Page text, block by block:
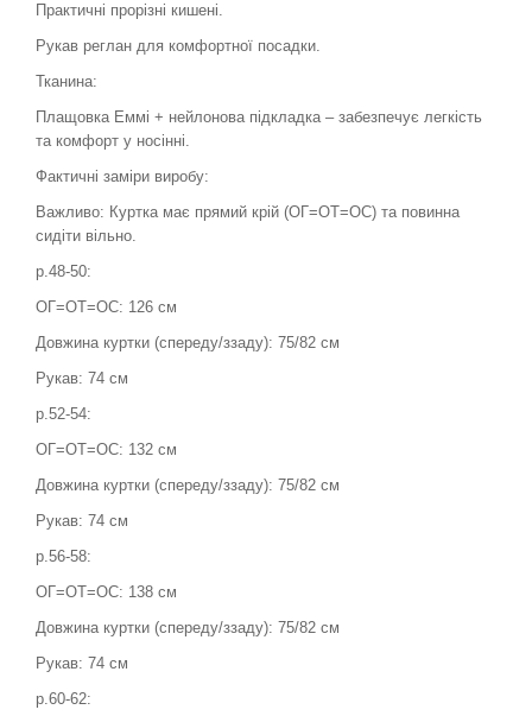
Практичні прорізні кишені.
Рукав реглан для комфортної посадки.
Тканина:
Плащовка Еммі + нейлонова підкладка – забезпечує легкість
та комфорт у носінні.
Фактичні заміри виробу:
Важливо: Куртка має прямий крій (ОГ=ОТ=ОС) та повинна
сидіти вільно.
р.48-50:
ОГ=ОТ=ОС: 126 см
Довжина куртки (спереду/ззаду): 75/82 см
Рукав: 74 см
р.52-54:
ОГ=ОТ=ОС: 132 см
Довжина куртки (спереду/ззаду): 75/82 см
Рукав: 74 см
р.56-58:
ОГ=ОТ=ОС: 138 см
Довжина куртки (спереду/ззаду): 75/82 см
Рукав: 74 см
р.60-62: